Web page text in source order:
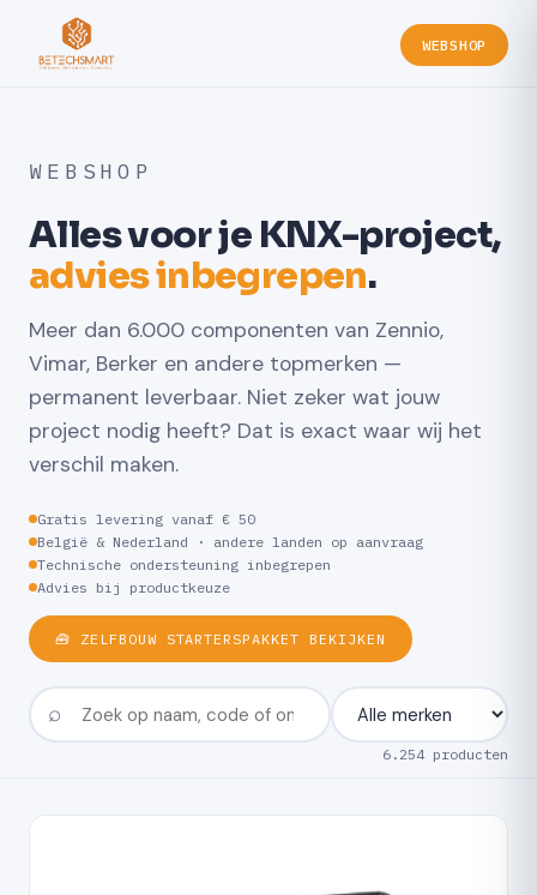
WEBSHOP
WEBSHOP
Alles voor je KNX-project,
advies inbegrepen.
Meer dan 6.000 componenten van Zennio,
Vimar, Berker en andere topmerken —
permanent leverbaar. Niet zeker wat jouw
project nodig heeft? Dat is exact waar wij het
verschil maken.
Gratis levering vanaf € 50
België & Nederland · andere landen op aanvraag
Technische ondersteuning inbegrepen
Advies bij productkeuze
🧰 ZELFBOUW STARTERSPAKKET BEKIJKEN
6.254 producten